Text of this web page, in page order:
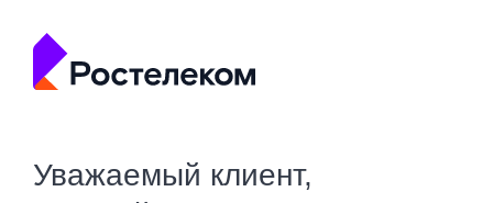
Уважаемый клиент,